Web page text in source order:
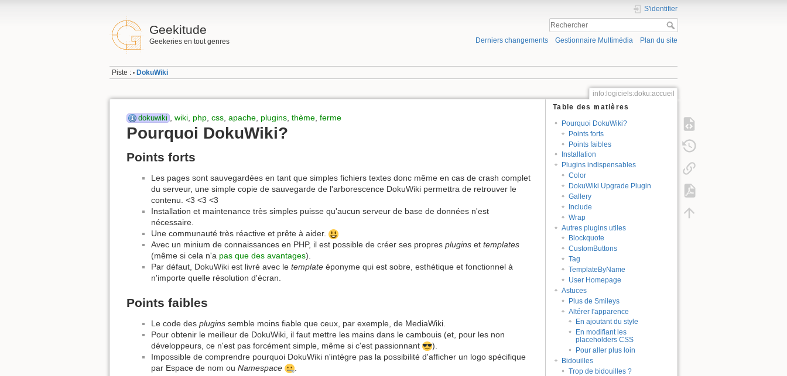
Geekitude
Geekeries en tout genres
S'identifier
Derniers changements Gestionnaire Multimédia Plan du site
Piste : • DokuWiki
info:logiciels:doku:accueil
Table des matières
Pourquoi DokuWiki?
Points forts
Points faibles
Installation
Plugins indispensables
Color
DokuWiki Upgrade Plugin
Gallery
Include
Wrap
Autres plugins utiles
Blockquote
CustomButtons
Tag
TemplateByName
User Homepage
Astuces
Plus de Smileys
Altérer l'apparence
En ajoutant du style
En modifiant les
placeholders CSS
Pour aller plus loin
Bidouilles
Trop de bidouilles ?
dokuwiki wiki php css apache plugins thème ferme
Pourquoi DokuWiki?
Points forts
Les pages sont sauvegardées en tant que simples fichiers textes donc même en cas de crash complet
du serveur, une simple copie de sauvegarde de l'arborescence DokuWiki permettra de retrouver le
contenu. <3 <3 <3
Installation et maintenance très simples puisse qu'aucun serveur de base de données n'est
nécessaire.
Une communauté très réactive et prête à aider.
Avec un minium de connaissances en PHP, il est possible de créer ses propres plugins et templates
(même si cela n'a pas que des avantages).
Par défaut, DokuWiki est livré avec le template éponyme qui est sobre, esthétique et fonctionnel à
n'importe quelle résolution d'écran.
Points faibles
Le code des plugins semble moins fiable que ceux, par exemple, de MediaWiki.
Pour obtenir le meilleur de DokuWiki, il faut mettre les mains dans le cambouis (et, pour les non
développeurs, ce n'est pas forcément simple, même si c'est passionnant
).
Impossible de comprendre pourquoi DokuWiki n'intègre pas la possibilité d'afficher un logo spécifique
par Espace de nom ou Namespace .